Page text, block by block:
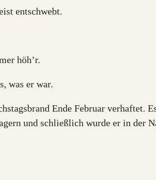
entschwebt.
höh’r.
was er war.
Ende Februar verhaftet.
und schließlich wurde er in der